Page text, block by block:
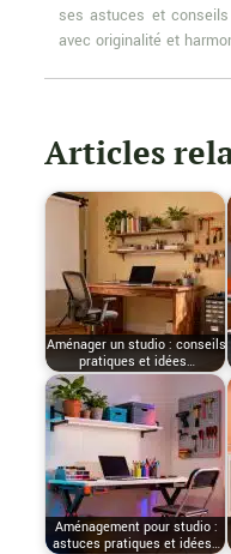
ses astuces et
avec originalité et
Articles
Aménager un studio : conseils
pratiques et idées…
Aménagement pour studio :
astuces pratiques et idées…